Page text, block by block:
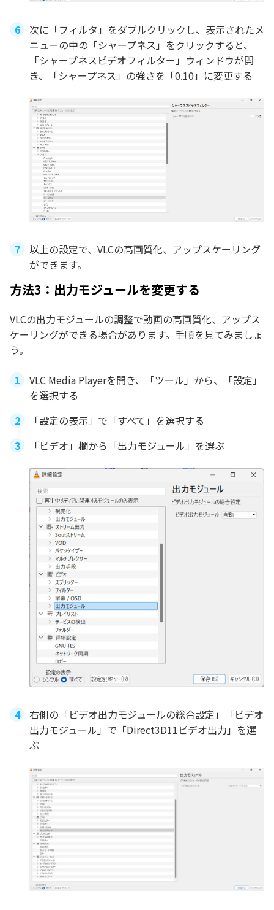
次に「フィルタ」をダブルクリックし、表示されたメ
ニューの中の「シャープネス」をクリックすると、
「シャープネスビデオフィルター」ウィンドウが開
き、「シャープネス」の強さを「0.10」に変更する
以上の設定で、VLCの高画質化、アップスケーリング
ができます。
方法3：出力モジュールを変更する
VLCの出力モジュールの調整で動画の高画質化、アップス
ケーリングができる場合があります。手順を見てみましょ
う。
VLC Media Playerを開き、「ツール」から、「設定」
を選択する
「設定の表示」で「すべて」を選択する
「ビデオ」欄から「出力モジュール」を選ぶ
右側の「ビデオ出力モジュールの総合設定」「ビデオ
出力モジュール」で「Direct3D11ビデオ出力」を選
ぶ